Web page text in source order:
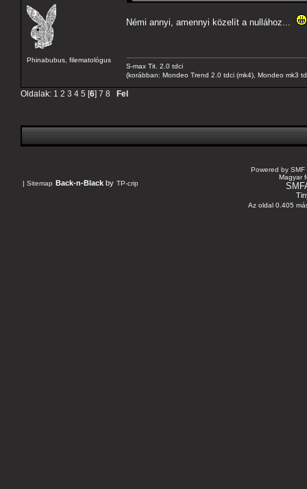
Phinabubus, filematológus
Némi annyi, amennyi közelít a nullához...
S-max Tit. 2.0 tdci
(korábban: Mondeo Trend 2.0 tdci (mk4), Mondeo mk3
Oldalak: 1 2 3 4 5 [6] 7 8 Fel
| Sitemap Back-n-Black by TP-crip
Powered by SMF
Magyar
Az oldal 0.405